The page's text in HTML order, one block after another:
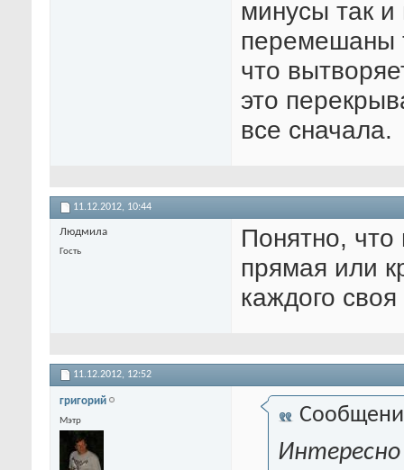
минусы так
перемешаны
что
это
все сначала.
11.12.2012, 10:44
Людмила
Гость
Понятно,
прямая или
каждого
11.12.2012, 12:52
григорий
Мэтр